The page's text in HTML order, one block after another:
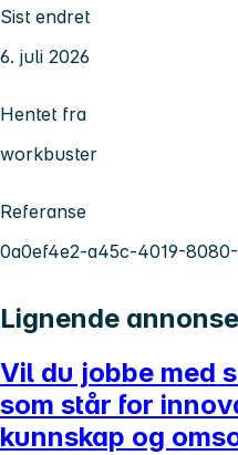
Sist endret
6. juli 2026
Hentet fra
workbuster
Referanse
0a0ef4e2-a45c-4019-
Lignende
Vil du jobbe med
som står for
kunnskap og